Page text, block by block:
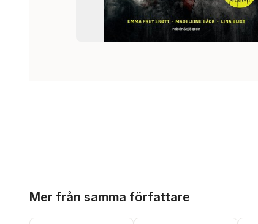
Mer från samma författare